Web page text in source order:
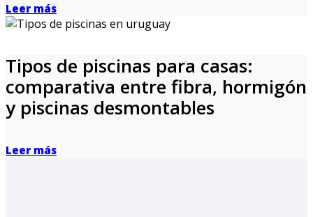
Leer más
Tipos de piscinas para casas:
comparativa entre fibra, hormigón
y piscinas desmontables
Leer más